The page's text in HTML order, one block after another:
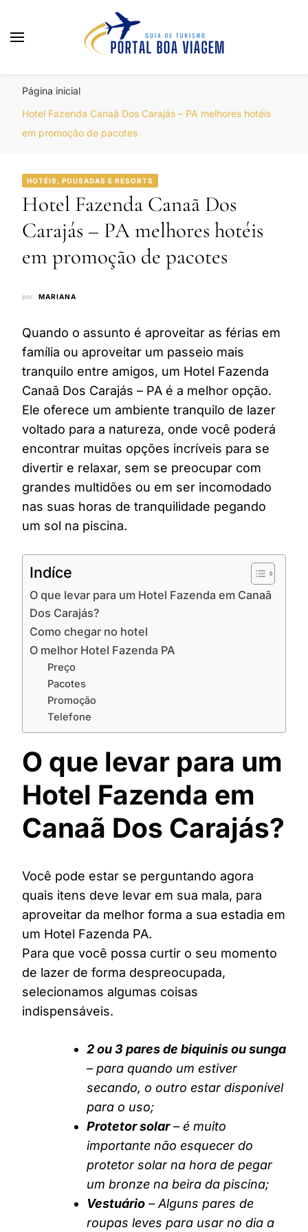
Página inicial
Hotel Fazenda Canaã Dos Carajás – PA melhores hotéis
em promoção de pacotes
HOTÉIS, POUSADAS E RESORTS
Hotel Fazenda Canaã Dos
Carajás – PA melhores hotéis
em promoção de pacotes
por MARIANA
Quando o assunto é aproveitar as férias em
família ou aproveitar um passeio mais
tranquilo entre amigos, um Hotel Fazenda
Canaã Dos Carajás – PA é a melhor opção.
Ele oferece um ambiente tranquilo de lazer
voltado para a natureza, onde você poderá
encontrar muitas opções incríveis para se
divertir e relaxar, sem se preocupar com
grandes multidões ou em ser incomodado
nas suas horas de tranquilidade pegando
um sol na piscina.
Indíce
O que levar para um Hotel Fazenda em Canaã
Dos Carajás?
Como chegar no hotel
O melhor Hotel Fazenda PA
Preço
Pacotes
Promoção
Telefone
O que levar para um
Hotel Fazenda em
Canaã Dos Carajás?
Você pode estar se perguntando agora
quais itens deve levar em sua mala, para
aproveitar da melhor forma a sua estadia em
um Hotel Fazenda PA.
Para que você possa curtir o seu momento
de lazer de forma despreocupada,
selecionamos algumas coisas
indispensáveis.
2 ou 3 pares de biquinis ou sunga
– para quando um estiver
secando, o outro estar disponível
para o uso;
Protetor solar– é muito
importante não esquecer do
protetor solar na hora de pegar
um bronze na beira da piscina;
Vestuário – Alguns pares de
roupas leves para usar no dia a